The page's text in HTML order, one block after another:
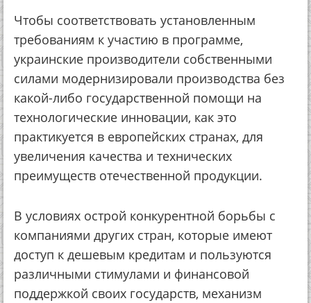
Чтобы соответствовать установленным
требованиям к участию в программе,
украинские производители собственными
силами модернизировали производства без
какой-либо государственной помощи на
технологические инновации, как это
практикуется в европейских странах, для
увеличения качества и технических
преимуществ отечественной продукции.
В условиях острой конкурентной борьбы с
компаниями других стран, которые имеют
доступ к дешевым кредитам и пользуются
различными стимулами и финансовой
поддержкой своих государств, механизм